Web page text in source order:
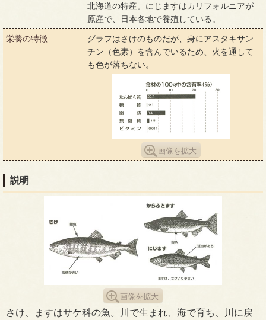
北海道の特産。にじますはカリフォルニアが
原産で、日本各地で養殖している。
栄養の特徴
グラフはさけのものだが、身にアスタキサン
チン（色素）を含んでいるため、火を通して
も色が落ちない。
画像を拡大
説明
画像を拡大
さけ、ますはサケ科の魚。川で生まれ、海で育ち、川に戻